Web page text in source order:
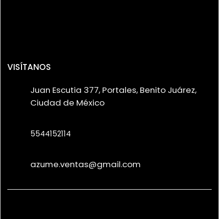
VISÍTANOS
Juan Escutia 377, Portales, Benito Juárez,
Ciudad de México
5544152114
azume.ventas@gmail.com